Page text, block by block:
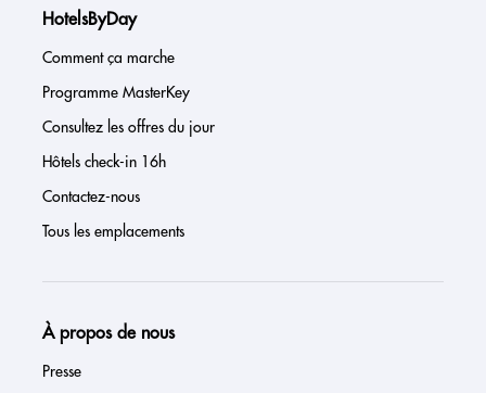
HotelsByDay
Comment ça marche
Programme MasterKey
Consultez les offres du jour
Hôtels check-in 16h
Contactez-nous
Tous les emplacements
À propos de nous
Presse